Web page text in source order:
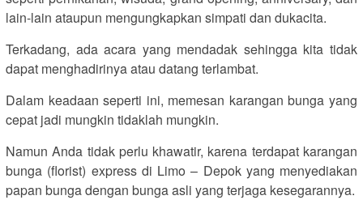
lain-lain ataupun mengungkapkan simpati dan dukacita.
Terkadang, ada acara yang mendadak sehingga kita tidak
dapat menghadirinya atau datang terlambat.
Dalam keadaan seperti ini, memesan karangan bunga yang
cepat jadi mungkin tidaklah mungkin.
Namun Anda tidak perlu khawatir, karena terdapat karangan
bunga (florist) express di Limo – Depok yang menyediakan
papan bunga dengan bunga asli yang terjaga kesegarannya.